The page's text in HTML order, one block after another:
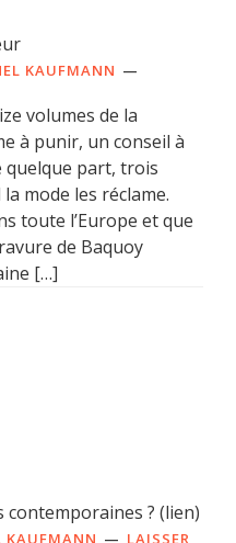
KAUFMANN
volumes de la
à punir, un conseil à
part, trois
mode les réclame.
toute l’Europe et que
de Baquoy
[…]
contemporaines ? (lien)